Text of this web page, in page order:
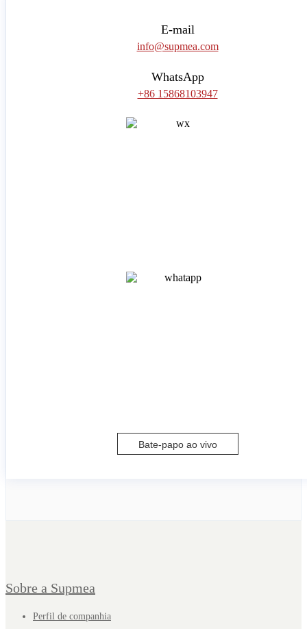
E-mail
info@supmea.com
WhatsApp
+86 15868103947
Bate-papo ao vivo
Sobre a Supmea
Perfil de companhia